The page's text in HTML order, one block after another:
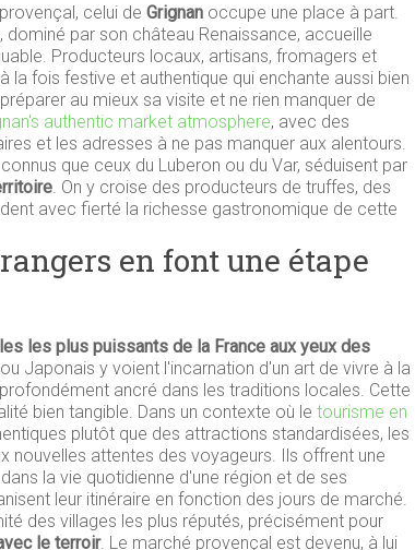
celui de Grignan occupe une place à part.
par son château Renaissance, accueille
Producteurs locaux, artisans, fromagers et
fois festive et authentique qui enchante aussi bien
au mieux sa visite et ne rien manquer de
authentic market atmosphere, avec des
et les adresses à ne pas manquer aux alentours.
que ceux du Luberon ou du Var, séduisent par
. On y croise des producteurs de truffes, des
avec fierté la richesse gastronomique de cette
en font une étape
les plus puissants de la France aux yeux des
Japonais y voient l'incarnation d'un art de vivre à la
ancré dans les traditions locales. Cette
bien tangible. Dans un contexte où le tourisme en
plutôt que des attractions standardisées, les
nouvelles attentes des voyageurs. Ils offrent une
la vie quotidienne d'une région et de ses
leur itinéraire en fonction des jours de marché.
des villages les plus réputés, précisément pour
le terroir. Le marché provençal est devenu, à lui